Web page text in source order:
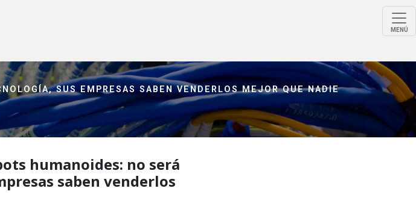
MENÚ
SUS EMPRESAS SABEN VENDERLOS MEJOR QUE NADIE
humanoides: no será
saben venderlos